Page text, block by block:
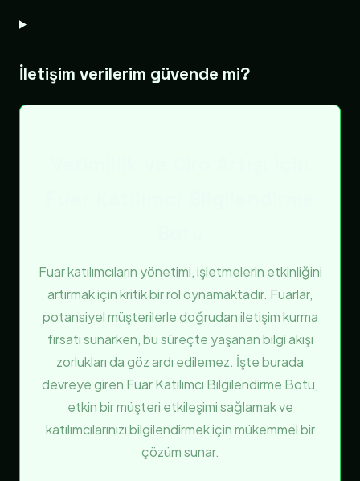
İletişim verilerim güvende mi?
Fuar katılımcıların yönetimi, işletmelerin etkinliğini
artırmak için kritik bir rol oynamaktadır. Fuarlar,
potansiyel müşterilerle doğrudan iletişim kurma
fırsatı sunarken, bu süreçte yaşanan bilgi akışı
zorlukları da göz ardı edilemez. İşte burada
devreye giren Fuar Katılımcı Bilgilendirme Botu,
etkin bir müşteri etkileşimi sağlamak ve
katılımcılarınızı bilgilendirmek için mükemmel bir
çözüm sunar.